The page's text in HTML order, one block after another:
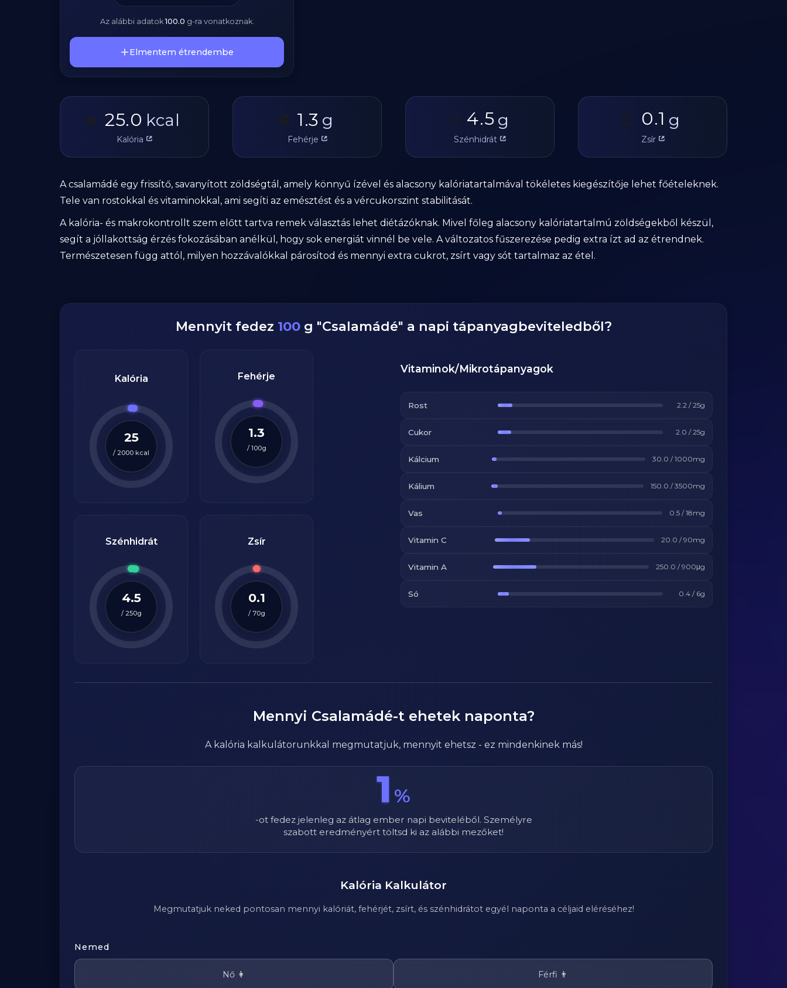
Az alábbi adatok100.0 g-ra vonatkoznak.
Elmentem étrendembe
🔥 25.0 kcal
Kalória
🥩 1.3 g
Fehérje
🥔 4.5 g
Szénhidrát
🫒 0.1 g
Zsír
A csalamádé egy frissítő, savanyított zöldségtál, amely könnyű ízével és alacsony kalóriatartalmával tökéletes kiegészítője lehet főételeknek.
Tele van rostokkal és vitaminokkal, ami segíti az emésztést és a vércukorszint stabilitását.
A kalória- és makrokontrollt szem előtt tartva remek választás lehet diétázóknak. Mivel főleg alacsony kalóriatartalmú zöldségekből készül,
segít a jóllakottság érzés fokozásában anélkül, hogy sok energiát vinnél be vele. A változatos fűszerezése pedig extra ízt ad az étrendnek.
Természetesen függ attól, milyen hozzávalókkal párosítod és mennyi extra cukrot, zsírt vagy sót tartalmaz az étel.
Mennyit fedez 100 g "Csalamádé" a napi tápanyagbeviteledből?
Kalória
25
/ 2000 kcal
Fehérje
1.3
/100g
Szénhidrát
4.5
/ 250g
Zsír
0.1
/70g
Vitaminok/Mikrotápanyagok
Rost 2.2 /25g
Cukor 2.0 /25g
Kálcium 30.0 /1000mg
Kálium 150.0 /3500mg
Vas 0.5 /18mg
Vitamin C 20.0 /90mg
Vitamin A 250.0 /900μg
Só 0.4 / 6g
Mennyi Csalamádé-t ehetek naponta?
A kalória kalkulátorunkkal megmutatjuk, mennyit ehetsz - ez mindenkinek más!
1 %
-ot fedez jelenleg az átlag ember napi beviteléből. Személyre
szabott eredményért töltsd ki az alábbi mezőket!
Kalória Kalkulátor
Megmutatjuk neked pontosan mennyi kalóriát, fehérjét, zsírt, és szénhidrátot egyél naponta a céljaid eléréséhez!
Nemed
Nő 👩 Férfi 👨